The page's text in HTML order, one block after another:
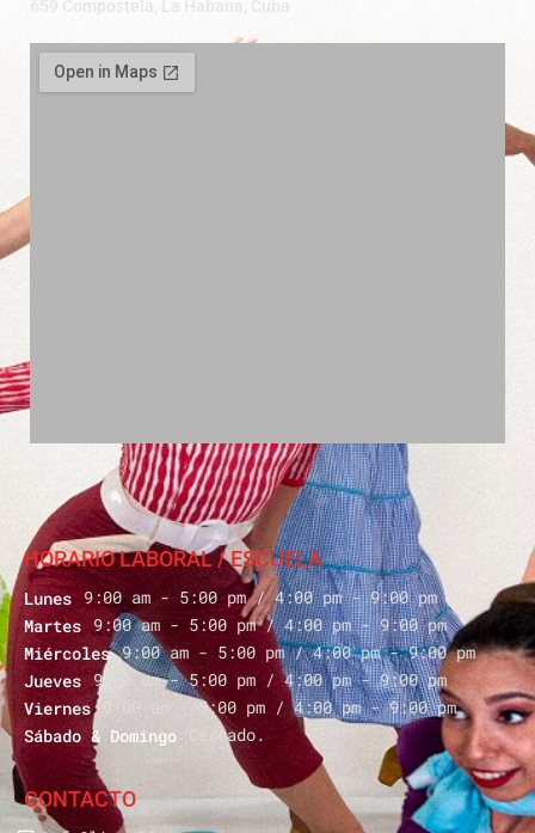
HORARIO LABORAL / ESCUELA
Lunes 9:00 am - 5:00 pm / 4:00 pm - 9:00 pm
Martes 9:00 am - 5:00 pm / 4:00 pm - 9:00 pm
Miércoles 9:00 am - 5:00 pm / 4:00 pm - 9:00 pm
Jueves 9:00 am - 5:00 pm / 4:00 pm - 9:00 pm
Viernes
9:00 am - 5:00 pm / 4:00 pm - 9:00 pm
Sábado & Domingo
Cerrado.
CONTACTO